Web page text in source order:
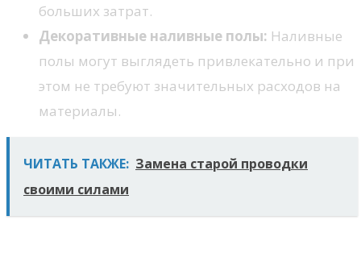
больших затрат.
Декоративные наливные полы: Наливные
полы могут выглядеть привлекательно и при
этом не требуют значительных расходов на
материалы.
ЧИТАТЬ ТАКЖЕ: Замена старой проводки
своими силами